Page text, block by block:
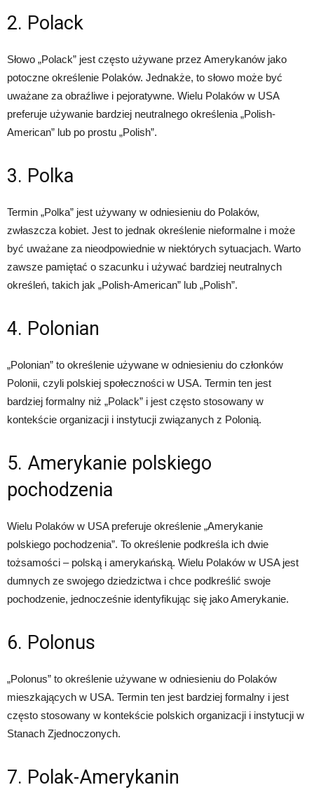
2. Polack
Słowo „Polack” jest często używane przez Amerykanów jako
potoczne określenie Polaków. Jednakże, to słowo może być
uważane za obraźliwe i pejoratywne. Wielu Polaków w USA
preferuje używanie bardziej neutralnego określenia „Polish-
American” lub po prostu „Polish”.
3. Polka
Termin „Polka” jest używany w odniesieniu do Polaków,
zwłaszcza kobiet. Jest to jednak określenie nieformalne i może
być uważane za nieodpowiednie w niektórych sytuacjach. Warto
zawsze pamiętać o szacunku i używać bardziej neutralnych
określeń, takich jak „Polish-American” lub „Polish”.
4. Polonian
„Polonian” to określenie używane w odniesieniu do członków
Polonii, czyli polskiej społeczności w USA. Termin ten jest
bardziej formalny niż „Polack” i jest często stosowany w
kontekście organizacji i instytucji związanych z Polonią.
5. Amerykanie polskiego
pochodzenia
Wielu Polaków w USA preferuje określenie „Amerykanie
polskiego pochodzenia”. To określenie podkreśla ich dwie
tożsamości – polską i amerykańską. Wielu Polaków w USA jest
dumnych ze swojego dziedzictwa i chce podkreślić swoje
pochodzenie, jednocześnie identyfikując się jako Amerykanie.
6. Polonus
„Polonus” to określenie używane w odniesieniu do Polaków
mieszkających w USA. Termin ten jest bardziej formalny i jest
często stosowany w kontekście polskich organizacji i instytucji w
Stanach Zjednoczonych.
7. Polak-Amerykanin